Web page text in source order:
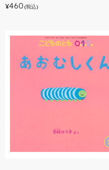
¥460 (税込)